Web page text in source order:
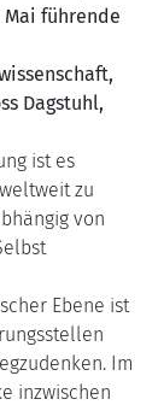
führende
Dagstuhl,
ist es
zu
von
Ebene ist
Im
inzwischen